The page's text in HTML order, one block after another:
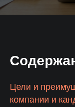
Воронеж
Челябинск
Уфа
АНАЛИТИК
МЕНЕДЖЕР ПО
РУКОВОДИТЕЛЬ
Цели и
компании и